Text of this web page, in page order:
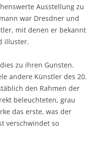
Ausstellung zu
war Dresdner und
mit denen er bekannt
illuster.
zu ihren Gunsten.
andere Künstler des 20.
den Rahmen der
beleuchteten, grau
das erste, was der
verschwindet so